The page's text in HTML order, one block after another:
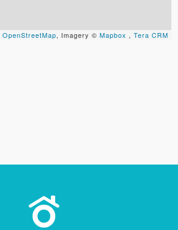
OpenStreetMap, Imagery © Mapbox , Tera CRM